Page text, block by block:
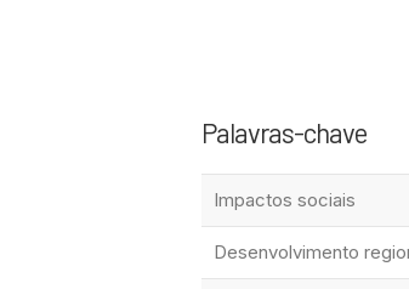
Palavras-chave
Impactos sociais
Desenvolvimento